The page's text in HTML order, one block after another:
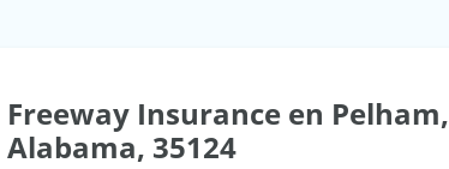
Freeway Insurance en Pelham,
Alabama, 35124